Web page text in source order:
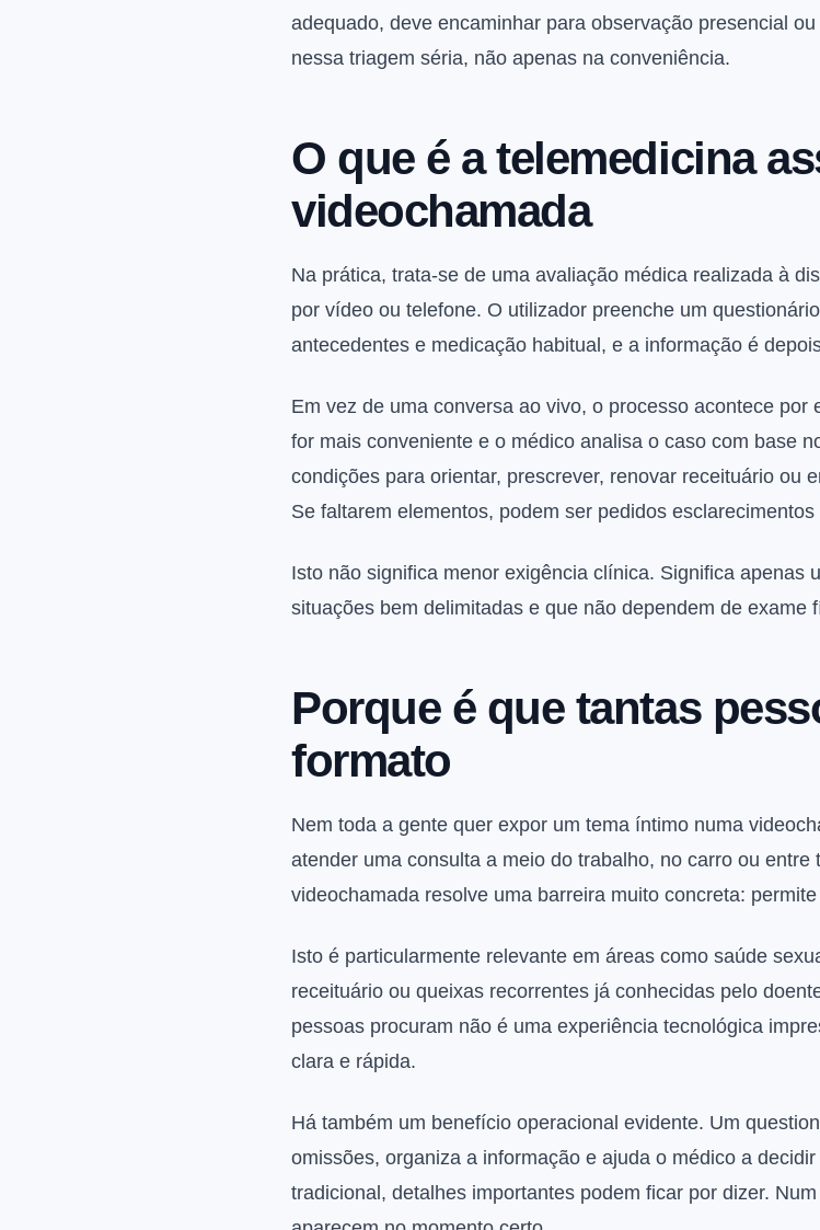
adequado, deve encaminhar para observação presencial
nessa triagem séria, não apenas na conveniência.
O que é a telemedicina
videochamada
Na prática, trata-se de uma avaliação médica realizada à
por vídeo ou telefone. O utilizador preenche um
antecedentes e medicação habitual, e a informação é
Em vez de uma conversa ao vivo, o processo acontece
for mais conveniente e o médico analisa o caso com base
condições para orientar, prescrever, renovar receituário ou
Se faltarem elementos, podem ser pedidos esclarecimentos
Isto não significa menor exigência clínica. Significa apenas
situações bem delimitadas e que não dependem de exame
Porque é que tantas
formato
Nem toda a gente quer expor um tema íntimo numa
atender uma consulta a meio do trabalho, no carro ou entre
videochamada resolve uma barreira muito concreta:
Isto é particularmente relevante em áreas como saúde
receituário ou queixas recorrentes já conhecidas pelo
pessoas procuram não é uma experiência tecnológica
clara e rápida.
Há também um benefício operacional evidente. Um
omissões, organiza a informação e ajuda o médico a
tradicional, detalhes importantes podem ficar por dizer.